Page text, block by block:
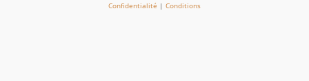
Confidentialité | Conditions